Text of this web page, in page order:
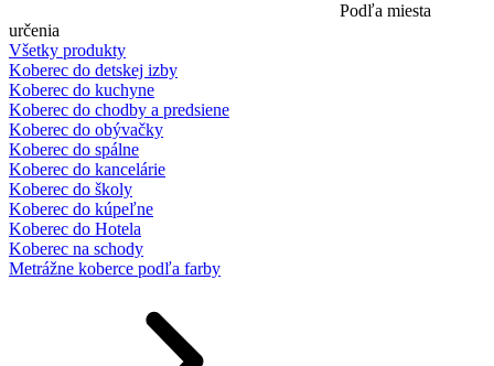
Podľa miesta
určenia
Všetky produkty
Koberec do detskej izby
Koberec do kuchyne
Koberec do chodby a predsiene
Koberec do obývačky
Koberec do spálne
Koberec do kancelárie
Koberec do školy
Koberec do kúpeľne
Koberec do Hotela
Koberec na schody
Metrážne koberce podľa farby